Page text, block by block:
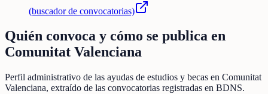
(buscador de convocatorias)
Quién convoca y cómo se publica en
Comunitat Valenciana
Perfil administrativo de las ayudas de estudios y becas en Comunitat
Valenciana, extraído de las convocatorias registradas en BDNS.